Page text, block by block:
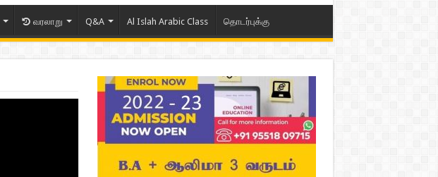
வரலாறு Q&A Al Islah Arabic Class தொடர்புக்கு